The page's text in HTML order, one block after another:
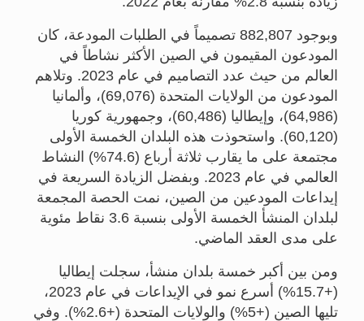
وبوجود 882,807 تصميماً في الطلبات المودعة، كان
المودعون المقيمون في الصين الأكثر نشاطاً في
العالم من حيث عدد التصاميم في عام 2023. وتلاهم
المودعون من الولايات المتحدة (69,076)، وألمانيا
(64,986)، وإيطاليا (60,486)، وجمهورية كوريا
(60,120). واستحوذت هذه البلدان الخمسة الأولى
مجتمعة على ما يقارب ثلاثة أرباع (74.6%) النشاط
العالمي في عام 2023. وبفضل الزيادة السريعة في
إيداعات المودعين من الصين، نمت الحصة المجمعة
لبلدان المنشأ الخمسة الأولى بنسبة 3.6 نقاط مئوية
على مدى العقد الماضي.
ومن بين أكبر خمسة بلدان منشأ، سجلت إيطاليا
(+15.7%) أسرع نمو في الإيداعات في عام 2023،
تليها الصين (+5%) والولايات المتحدة (+2.6%). وفي